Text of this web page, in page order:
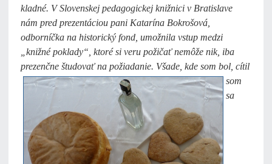
kladné. V Slovenskej pedagogickej knižnici v Bratislave
nám pred prezentáciou pani Katarína Bokrošová,
odborníčka na historický fond, umožnila vstup medzi
„knižné poklady“, ktoré si veru požičať nemôže nik, iba
prezenčne študovať na požiadanie. Všade, kde som bol, cítil
som
sa